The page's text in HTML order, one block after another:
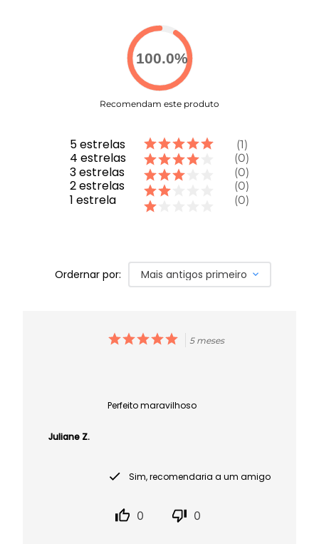
100.0%
Recomendam este produto
5estrelas
4 estrelas
3estrelas
2estrelas
1 estrela
1
0
0
0
0
Ordernar por: Mais antigos primeiro
Juliane Z.
5 meses
Perfeito maravilhoso
Sim, recomendaria a um amigo
0 0